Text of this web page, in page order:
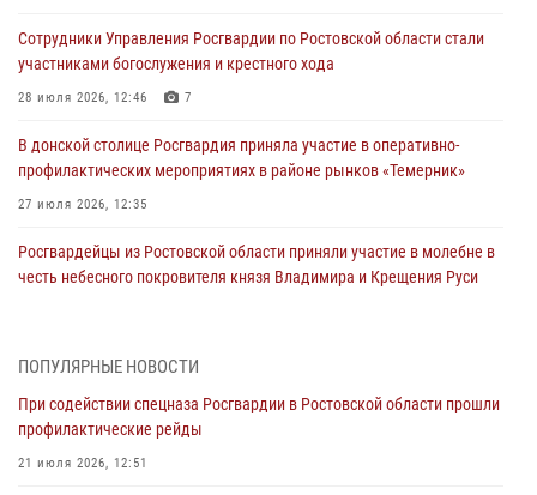
Сотрудники Управления Росгвардии по Ростовской области стали
участниками богослужения и крестного хода
28 июля 2026, 12:46 7
В донской столице Росгвардия приняла участие в оперативно-
профилактических мероприятиях в районе рынков «Темерник»
27 июля 2026, 12:35
Росгвардейцы из Ростовской области приняли участие в молебне в
честь небесного покровителя князя Владимира и Крещения Руси
При содействии спецназа Росгвардии в Ростовской области прошли
21 июля 2026, 12:51
В Ростовской области экипаж вневедомственной охраны задержал
ПОПУЛЯРНЫЕ НОВОСТИ
При содействии спецназа Росгвардии в Ростовской области прошли
профилактические рейды
21 июля 2026, 12:51